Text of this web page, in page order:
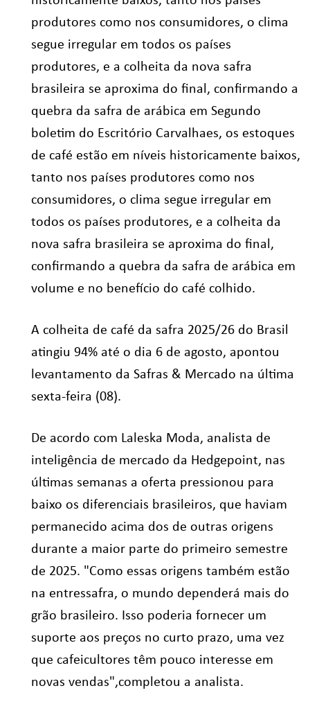
produtores como nos consumidores, o clima
segue irregular em todos os países
produtores, e a colheita da nova safra
brasileira se aproxima do final, confirmando a
quebra da safra de arábica em Segundo
boletim do Escritório Carvalhaes, os estoques
de café estão em níveis historicamente baixos,
tanto nos países produtores como nos
consumidores, o clima segue irregular em
todos os países produtores, e a colheita da
nova safra brasileira se aproxima do final,
confirmando a quebra da safra de arábica em
volume e no benefício do café colhido.
A colheita de café da safra 2025/26 do Brasil
atingiu 94% até o dia 6 de agosto, apontou
levantamento da Safras & Mercado na última
sexta-feira (08).
De acordo com Laleska Moda, analista de
inteligência de mercado da Hedgepoint, nas
últimas semanas a oferta pressionou para
baixo os diferenciais brasileiros, que haviam
permanecido acima dos de outras origens
durante a maior parte do primeiro semestre
de 2025. "Como essas origens também estão
na entressafra, o mundo dependerá mais do
grão brasileiro. Isso poderia fornecer um
suporte aos preços no curto prazo, uma vez
que cafeicultores têm pouco interesse em
novas vendas",completou a analista.